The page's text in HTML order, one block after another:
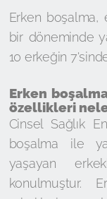
Erken boşalma,
bir döneminde
10 erkeğin
Erken
özellikleri
Cinsel Sağlık
boşalma ile
yaşayan
konulmuştur.